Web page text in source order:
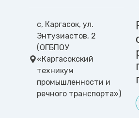
с, Каргасок, ул.
Энтузиастов, 2
(ОГБПОУ
«Каргасокский
техникум
промышленности и
речного транспорта»)